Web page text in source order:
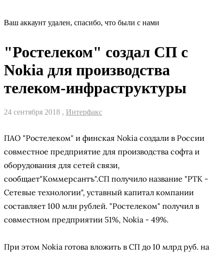
Ваш аккаунт удален, спасибо, что были с нами
"Ростелеком" создал СП с
Nokia для производства
телеком-инфраструктуры
24 сентября 2018 , Интерфакс
ПАО "Ростелеком" и финская Nokia создали в России
совместное предприятие для производства софта и
оборудования для сетей связи,
сообщает"Коммерсантъ".СП получило название "РТК -
Сетевые технологии", уставный капитал компании
составляет 100 млн рублей. "Ростелеком" получил в
совместном предприятии 51%, Nokia - 49%.
При этом Nokia готова вложить в СП до 10 млрд руб. на